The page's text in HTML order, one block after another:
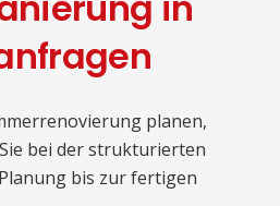
planen,
bei der strukturierten
bis zur fertigen